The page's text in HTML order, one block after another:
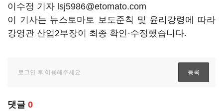
이수정 기자 lsj5986@etomato.com
이 기사는 뉴스토마토 보도준칙 및 윤리강령에 따라
강영관 산업2부장이 최종 확인·수정했습니다.
댓글 0